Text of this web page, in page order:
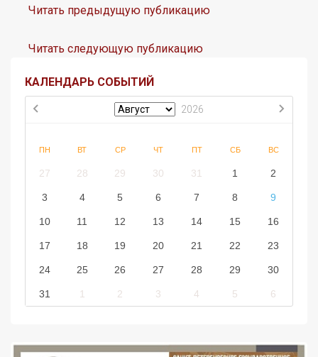
Читать предыдущую публикацию
Читать следующую публикацию
КАЛЕНДАРЬ СОБЫТИЙ
2026
ПН ВТ СР ЧТ ПТ СБ ВС
27 28 29 30 31 1 2
3 4 5 6 7 8 9
10 11 12 13 14 15 16
17 18 19 20 21 22 23
24 25 26 27 28 29 30
31 1 2 3 4 5 6